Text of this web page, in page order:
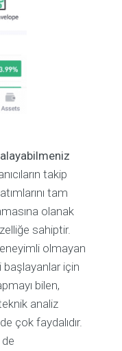
takip
tam
olanak
sahiptir.
olmayan
için
bilen,
analiz
çok faydalıdır.